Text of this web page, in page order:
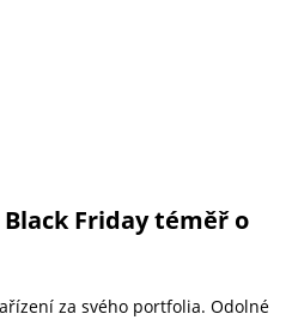
Friday téměř o
za svého portfolia. Odolné